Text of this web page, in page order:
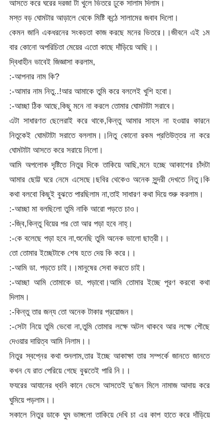
আসতে করে ঘরের দরজা টা খুলে ভিতরে ঢুকে সালাম দিলাম।
মস্ত বড় ঘোমটার আড়ালে থেকে মিষ্টি কন্ঠে সালামের জবাব দিলো।
কেমন জানি একধরনের সংকচতা কাজ করছে মনের ভিতরে।।জীবনে এই ১ম
বার কোনো অপরিচিতা মেয়ের এতো কাছে দাঁড়িয়ে আছি।।
দ্বিধাহীন ভাবেই জিজ্ঞাসা করলাম,
:-আপনার নাম কি?
:-আমার নাম নিতু..!আর আমাকে তুমি করে বললেই খুশি হবো।
:-আচ্ছা ঠিক আছে,কিছু মনে না করলে তোমার ঘোমটাটা সরাবে।
এটা সাধারণত ছেলেরাই করে থাকে,কিন্তু আমার সাহস না হওয়ার কারনে
নিতুকেই ঘোমটাটা সরাতে বললাম।।নিতু কোনো রকম প্রতিউত্তর না করে
ঘোমটাটা আসতে করে সরায়ে নিলো।
আমি অপলোক দৃষ্টিতে নিতুর দিকে তাকিয়ে আছি,মনে হচ্ছে আকাশের চাঁদটা
আমার ছোট্ট ঘরে নেমে এসেছে।ছবির থেকেও অনেক সুন্দরী দেখতে নিতু।কি
কথা বলবো কিছুই বুঝতে পারছিলাম না,তাই সাধারণ কথা দিয়ে শুরু করলাম।
:-আচ্ছা মা বলছিলো তুমি নাকি আরো পড়তে চাও।
:-জ্বি,কিন্তু বিয়ের পর তো আর পড়া হবে নাহ্।
:-কে বলেছে পড়া হবে না,শুনেছি তুমি অনেক ভালো ছাত্রী।।
তো তোমার ইচ্ছেটাকে শেষ হতে দেয় কি করে।।
:-আমি ডা. পড়তে চাই।।মানুষের সেবা করতে চাই।
:-আচ্ছা আমি তোমাকে ডা. পড়াবো।আমি তোমার ইচ্ছে পূরণ করবো কথা
দিলাম।
:-কিন্তু তার জন্য তো অনেক টাকার প্রয়োজন।
:-সেটা নিয়ে তুমি ভেবো না,তুমি তোমার লক্ষে অটল থাকবে আর লক্ষে পৌছে
দেওয়ার দায়িত্ব আমি নিলাম।।
নিতুর স্বপ্নের কথা শুনলাম,তার ইচ্ছে আকাক্ষা তার সম্পর্কে জানতে জানতে
কখন যে রাত পেরিয়ে গেছে বুঝতেই পারি নি।।
ফযরের আযানের ধ্বনি কানে ভেসে আসতেই দু’জন মিলে নামাজ আদায় করে
ঘুমিয়ে পড়লাম।।
সকালে নিতুর ডাকে ঘুম ভাঙ্গলো তাকিয়ে দেখি চা এর কাপ হাতে করে দাঁড়িয়ে